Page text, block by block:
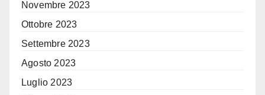
Novembre 2023
Ottobre 2023
Settembre 2023
Agosto 2023
Luglio 2023